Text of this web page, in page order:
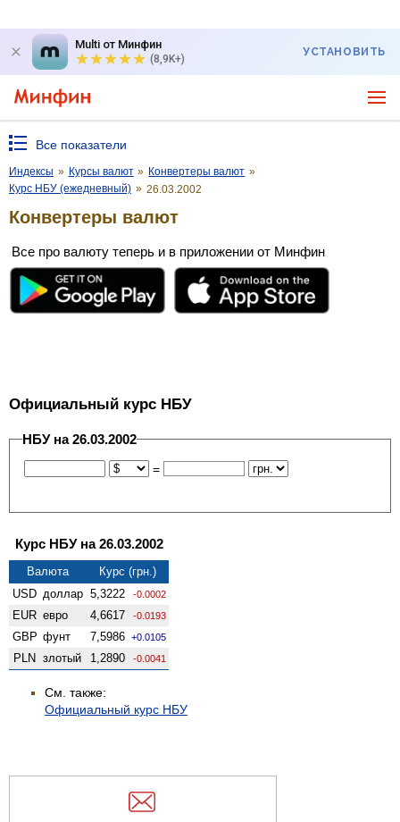
Multi от Минфин
(8,9K+)
УСТАНОВИТЬ
Все показатели
Индексы » Курсы валют » Конвертеры валют »
Курс НБУ (ежедневный) » 26.03.2002
Конвертеры валют
Все про валюту теперь и в приложении от Минфин
Официальный курс НБУ
НБУ на 26.03.2002
=
Курс НБУ на 26.03.2002
Валюта
Курс (грн.)
USD доллар 5,3222 -0.0002
EUR евро 4,6617 -0.0193
GBP фунт 7,5986 +0.0105
PLN злотый 1,2890 -0.0041
См. также:
Официальный курс НБУ